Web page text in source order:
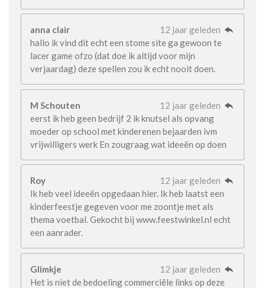
anna clair
12 jaar geleden
hallo ik vind dit echt een stome site ga gewoon te
lacer game ofzo (dat doe ik altijd voor mijn
verjaardag) deze spellen zou ik echt nooit doen.
M Schouten
12 jaar geleden
eerst ik heb geen bedrijf 2 ik knutsel als opvang
moeder op school met kinderenen bejaarden ivm
vrijwilligers werk En zougraag wat ideeën op doen
Roy
12 jaar geleden
Ik heb veel ideeën opgedaan hier. Ik heb laatst een
kinderfeestje gegeven voor me zoontje met als
thema voetbal. Gekocht bij www.feestwinkel.nl echt
een aanrader.
Glimkje
12 jaar geleden
Het is niet de bedoeling commerciële links op deze